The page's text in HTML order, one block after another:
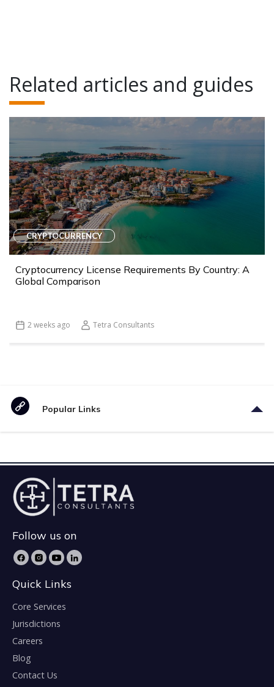
Related articles and guides
CRYPTOCURRENCY
Cryptocurrency License Requirements By Country: A
Global Comparison
2 weeks ago Tetra Consultants
Popular Links
Follow us on
Quick Links
Core Services
Jurisdictions
Careers
Blog
Contact Us